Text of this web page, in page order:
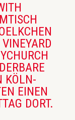
KÖLN-
EINEN
DORT.